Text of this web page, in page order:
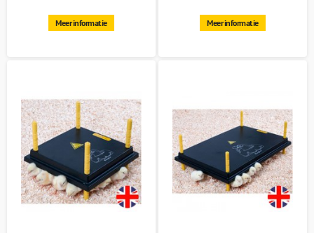
Meer informatie Meer informatie